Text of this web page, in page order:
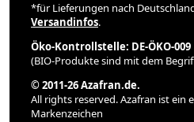
*für Lieferungen nach
Versandinfos.
Öko-Kontrollstelle: DE-ÖKO-009
(BIO-Produkte sind mit dem
© 2011-26 Azafran.de.
All rights reserved. Azafran ist ein
Markenzeichen